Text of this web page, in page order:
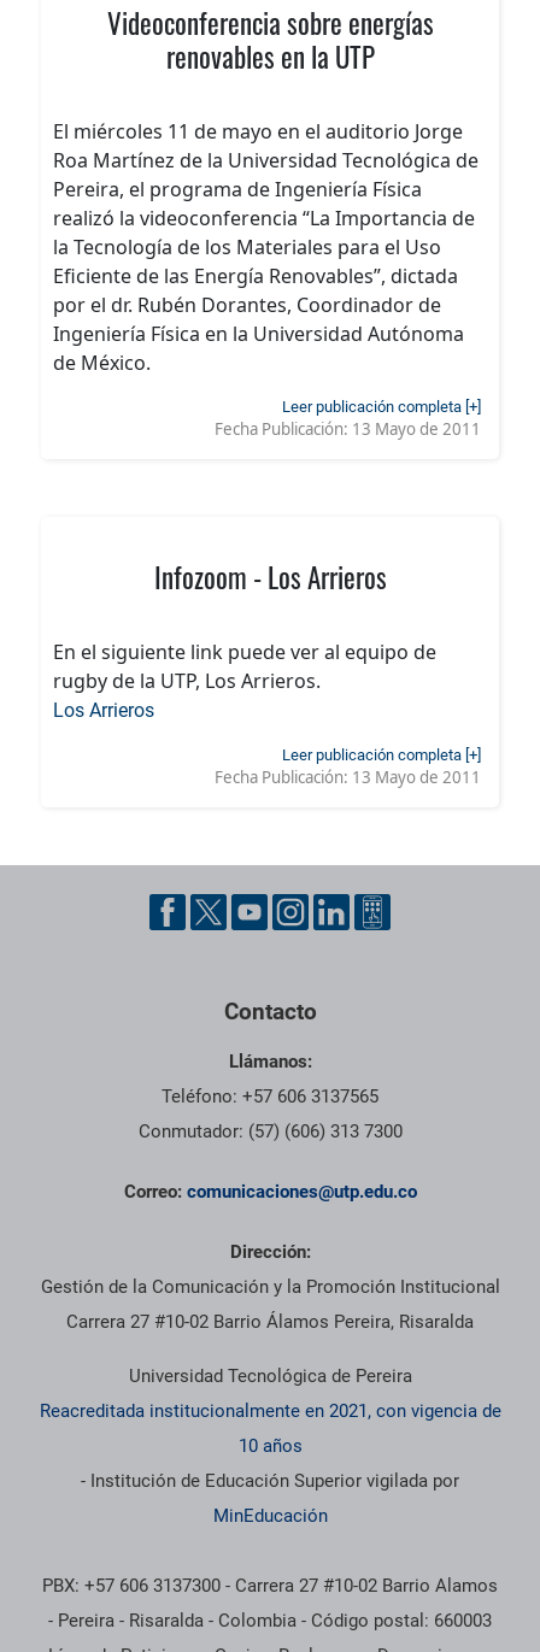
Videoconferencia sobre energías
renovables en la UTP
El miércoles 11 de mayo en el auditorio Jorge
Roa Martínez de la Universidad Tecnológica de
Pereira, el programa de Ingeniería Física
realizó la videoconferencia “La Importancia de
la Tecnología de los Materiales para el Uso
Eficiente de las Energía Renovables”, dictada
por el dr. Rubén Dorantes, Coordinador de
Ingeniería Física en la Universidad Autónoma
de México.
Leer publicación completa [+]
Fecha Publicación: 13 Mayo de 2011
Infozoom - Los Arrieros
En el siguiente link puede ver al equipo de
rugby de la UTP, Los Arrieros.
Los Arrieros
Leer publicación completa [+]
Fecha Publicación: 13 Mayo de 2011
Contacto
Llámanos:
Teléfono: +57 606 3137565
Conmutador: (57) (606) 313 7300
Correo: comunicaciones@utp.edu.co
Dirección:
Gestión de la Comunicación y la Promoción Institucional
Carrera 27 #10-02 Barrio Álamos Pereira, Risaralda
Universidad Tecnológica de Pereira
Reacreditada institucionalmente en 2021, con vigencia de
10 años
- Institución de Educación Superior vigilada por
MinEducación
PBX: +57 606 3137300 - Carrera 27 #10-02 Barrio Alamos
- Pereira - Risaralda - Colombia - Código postal: 660003